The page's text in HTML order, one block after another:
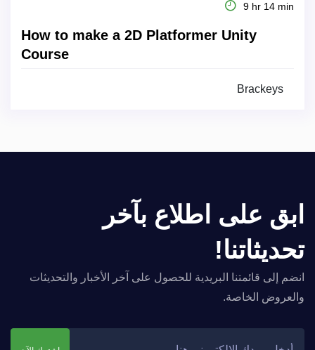
9 hr 14 min
How to make a 2D Platformer Unity
Course
Brackeys
ابق على اطلاع بآخر
تحديثاتنا!
انضم إلى قائمتنا البريدية للحصول على آخر الأخبار والتحديثات
والعروض الخاصة.